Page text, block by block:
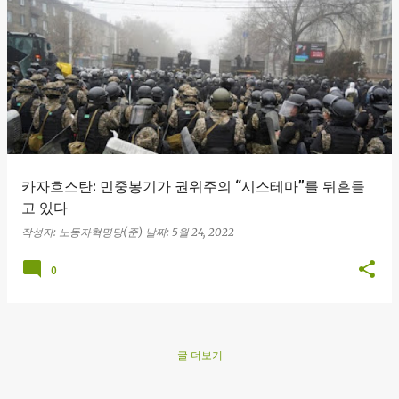
글
카자흐스탄: 민중봉기가 권위주의 “시스테마”를 뒤흔들
고 있다
작성자: 노동자혁명당(준) 날짜: 5월 24, 2022
0
글 더보기